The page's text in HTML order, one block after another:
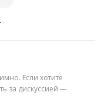
Если хотите
за дискуссией —